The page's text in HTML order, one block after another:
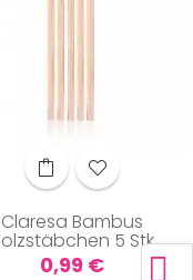
Claresa Bambus
5 Stk
Preis
0,99 €